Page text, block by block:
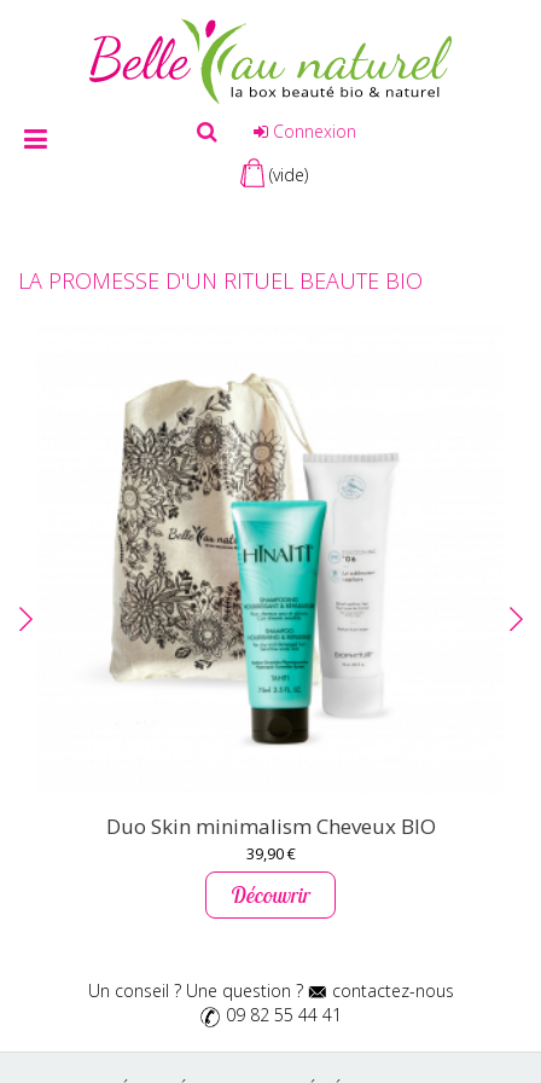
Connexion
(vide)
LA PROMESSE D'UN RITUEL BEAUTE BIO
Duo Skin minimalism Cheveux BIO
39,90 €
Découvrir
Un conseil ? Une question ?
contactez-nous
09 82 55 44 41